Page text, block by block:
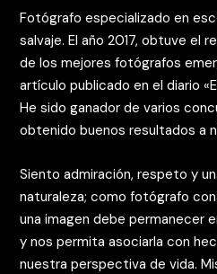
Fotógrafo especializado en
salvaje. El año 2017, obtuve el
de los mejores fotógrafos
artículo publicado en el diario
He sido ganador de varios
obtenido buenos resultados a
Siento admiración, respeto y
naturaleza; como fotógrafo
una imagen debe permanecer
y nos permita asociarla con
nuestra perspectiva de vida.